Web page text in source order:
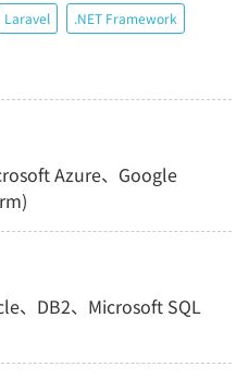
Laravel .NET Framework
Azure、Google
、DB2、Microsoft SQL